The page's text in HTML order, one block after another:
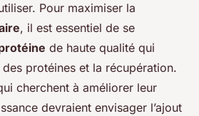
Pour maximiser la
, il est essentiel de se
de haute qualité qui
protéines et la récupération.
cherchent à améliorer leur
devraient envisager l’ajout